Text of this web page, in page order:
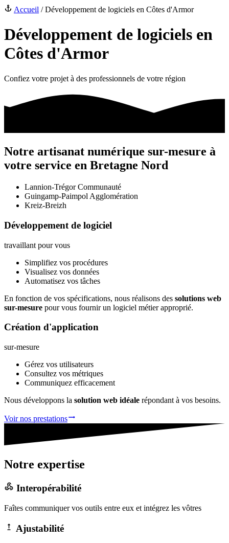
Accueil /Développement de logiciels en Côtes d'Armor
Développement de logiciels en
Côtes d'Armor
Confiez votre projet à des professionnels de votre région
Notre artisanat numérique sur-mesure à
votre service en Bretagne Nord
Lannion-Trégor Communauté
Guingamp-Paimpol Agglomération
Kreiz-Breizh
Développement de logiciel
travaillant pour vous
Simplifiez vos procédures
Visualisez vos données
Automatisez vos tâches
En fonction de vos spécifications, nous réalisons des solutions web
sur-mesure pour vous fournir un logiciel métier approprié.
Création d'application
sur-mesure
Gérez vos utilisateurs
Consultez vos métriques
Communiquez efficacement
Nous développons la solution web idéale répondant à vos besoins.
Voir nos prestations
Notre expertise
Interopérabilité
Faîtes communiquer vos outils entre eux et intégrez les vôtres
Ajustabilité